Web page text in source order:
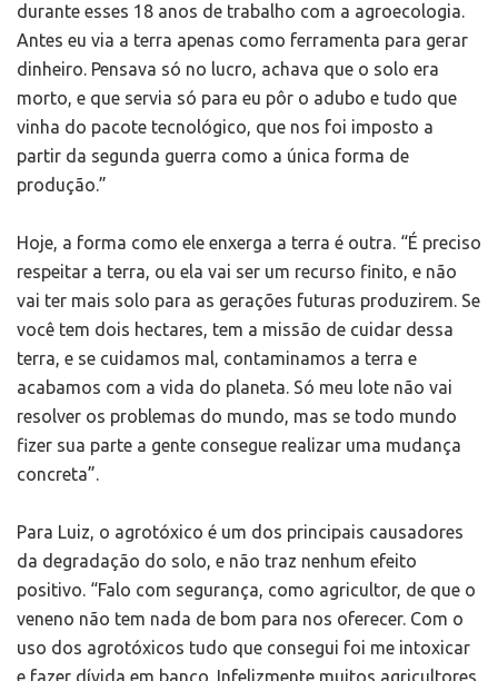
durante esses 18 anos de trabalho com a agroecologia.
Antes eu via a terra apenas como ferramenta para gerar
dinheiro. Pensava só no lucro, achava que o solo era
morto, e que servia só para eu pôr o adubo e tudo que
vinha do pacote tecnológico, que nos foi imposto a
partir da segunda guerra como a única forma de
produção.”
Hoje, a forma como ele enxerga a terra é outra. “É preciso
respeitar a terra, ou ela vai ser um recurso finito, e não
vai ter mais solo para as gerações futuras produzirem. Se
você tem dois hectares, tem a missão de cuidar dessa
terra, e se cuidamos mal, contaminamos a terra e
acabamos com a vida do planeta. Só meu lote não vai
resolver os problemas do mundo, mas se todo mundo
fizer sua parte a gente consegue realizar uma mudança
concreta”.
Para Luiz, o agrotóxico é um dos principais causadores
da degradação do solo, e não traz nenhum efeito
positivo. “Falo com segurança, como agricultor, de que o
veneno não tem nada de bom para nos oferecer. Com o
uso dos agrotóxicos tudo que consegui foi me intoxicar
e fazer dívida em banco. Infelizmente muitos agricultores